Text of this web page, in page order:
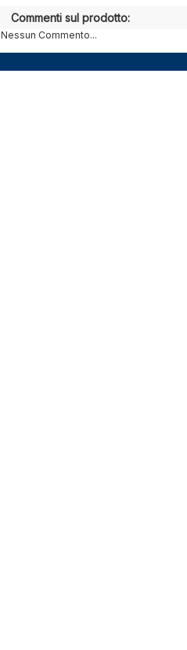
Commenti sul prodotto:
Nessun Commento...